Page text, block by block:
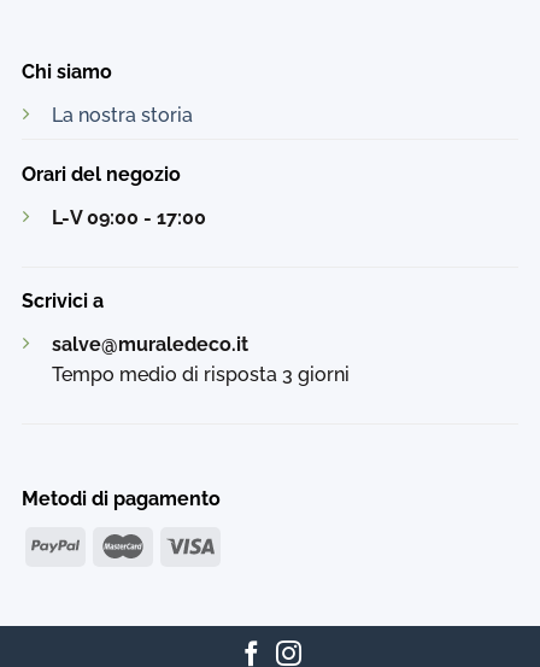
Chi siamo
La nostra storia
Orari del negozio
L-V 09:00 - 17:00
Scrivici a
salve@muraledeco.it
Tempo medio di risposta 3 giorni
Metodi di pagamento